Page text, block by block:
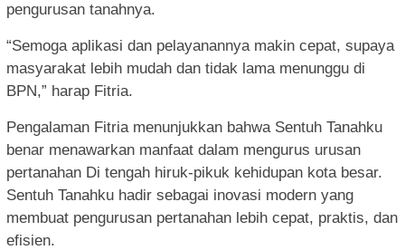
pengurusan tanahnya.
“Semoga aplikasi dan pelayanannya makin cepat, supaya
masyarakat lebih mudah dan tidak lama menunggu di
BPN,” harap Fitria.
Pengalaman Fitria menunjukkan bahwa Sentuh Tanahku
benar menawarkan manfaat dalam mengurus urusan
pertanahan Di tengah hiruk-pikuk kehidupan kota besar.
Sentuh Tanahku hadir sebagai inovasi modern yang
membuat pengurusan pertanahan lebih cepat, praktis, dan
efisien.